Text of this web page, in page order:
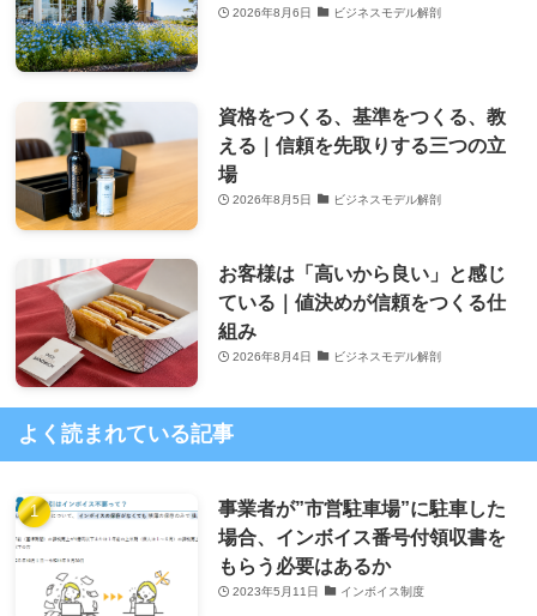
2026年8月6日 ビジネスモデル解剖
資格をつくる、基準をつくる、教
える｜信頼を先取りする三つの立
場
2026年8月5日 ビジネスモデル解剖
お客様は「高いから良い」と感じ
ている｜値決めが信頼をつくる仕
組み
2026年8月4日 ビジネスモデル解剖
よく読まれている記事
事業者が”市営駐車場”に駐車した
場合、インボイス番号付領収書を
もらう必要はあるか
2023年5月11日 インボイス制度